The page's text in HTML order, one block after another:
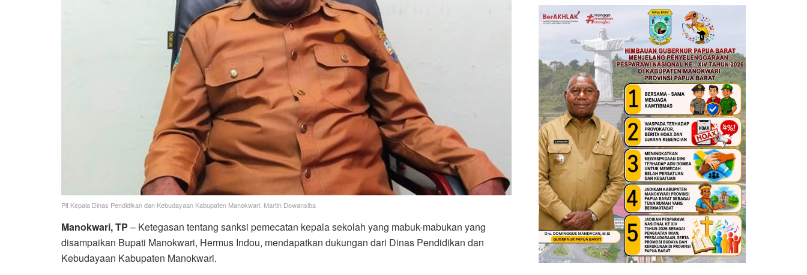
Plt Kepala Dinas Pendidikan dan Kebudayaan Kabupaten Manokwari, Martin Dowansiba
Manokwari, TP – Ketegasan tentang sanksi pemecatan kepala sekolah yang mabuk-mabukan yang
disampaikan Bupati Manokwari, Hermus Indou, mendapatkan dukungan dari Dinas Pendidikan dan
Kebudayaan Kabupaten Manokwari.